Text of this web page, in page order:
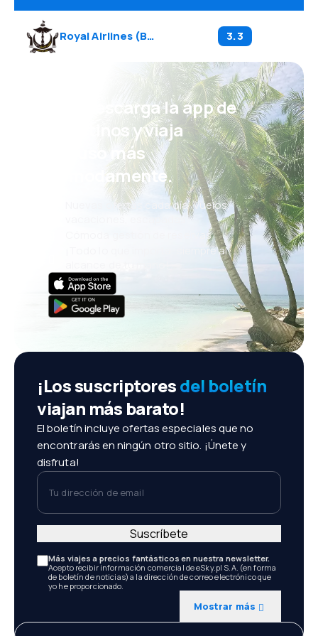
Royal Airlines (BI ) 3.3
¡Eh! Descarga la app de
eDestinos y viaja
incluso más
cómodamente.
Nuevas ofertas cada día: vuelos,
vacaciones, escapadas
Cómoda gestión de reservas
¡Todo lo que importa, siempre al
¡Los suscriptoresdel boletín
viajan más barato!
El boletín incluye ofertas especiales que no
encontrarás en ningún otro sitio. ¡Únete y
disfruta!
Tu dirección de email
Más viajes a precios fantásticos en nuestra newsletter.
Acepto recibir información comercial de eSky.pl S.A. (en forma
de boletín de noticias) a la dirección de correo electrónico que
yo he proporcionado.
Mostrar más
Suscríbete